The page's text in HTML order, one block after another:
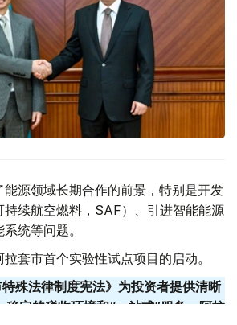
源领域长期合作的前景，特别是开发
持续航空燃料，SAF）、引进智能能源
统等问题。
套市首个实验性试点项目的启动。
殊法律制度宪法》为投资者提供清晰
稳定的税收环境和“一站式”服务。阿拉